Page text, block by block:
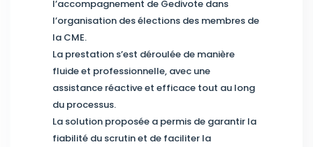
l’accompagnement de Gedivote dans
l’organisation des élections des membres de
la CME.
La prestation s’est déroulée de manière
fluide et professionnelle, avec une
assistance réactive et efficace tout au long
du processus.
La solution proposée a permis de garantir la
fiabilité du scrutin et de faciliter la